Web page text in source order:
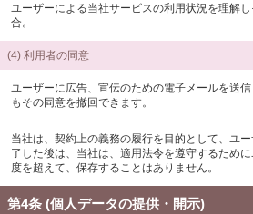
ユーザーによる当社サービスの利用状況を理解
合。
(4) 利用者の同意
ユーザーに広告、宣伝のための電子メールを送
もその同意を撤回できます。
当社は、契約上の義務の履行を目的として、ユ
了した後は、当社は、適用法令を遵守するため
度を超えて、保存することはありません。
第4条 (個人データの提供・開示)